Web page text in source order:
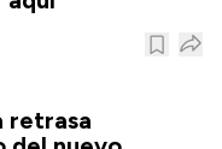
retrasa